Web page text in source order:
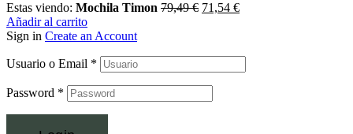
Estas viendo: Mochila Timon 79,49€ 71,54 €
Añadir al carrito
Sign in Create an Account
Usuario o Email *
Password *